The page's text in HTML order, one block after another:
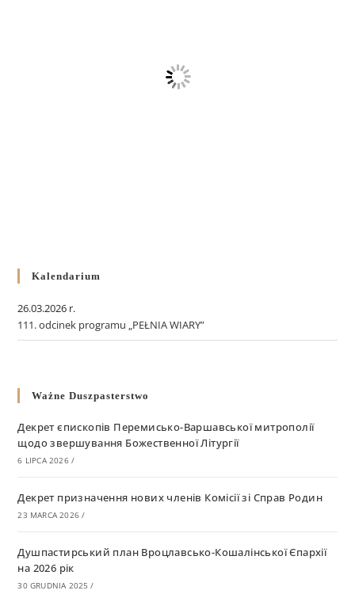
Kalendarium
26.03.2026 r.
111. odcinek programu „PEŁNIA WIARY”
Ważne Duszpasterstwo
Декрет єпископів Перемисько-Варшавської митрополії
щодо звершування Божественної Літургії
6 LIPCA 2026 /
Декрет призначення нових членів Комісії зі Справ Родин
23 MARCA 2026 /
Душпастирський план Вроцлавсько-Кошалінської Єпархії
на 2026 рік
30 GRUDNIA 2025 /